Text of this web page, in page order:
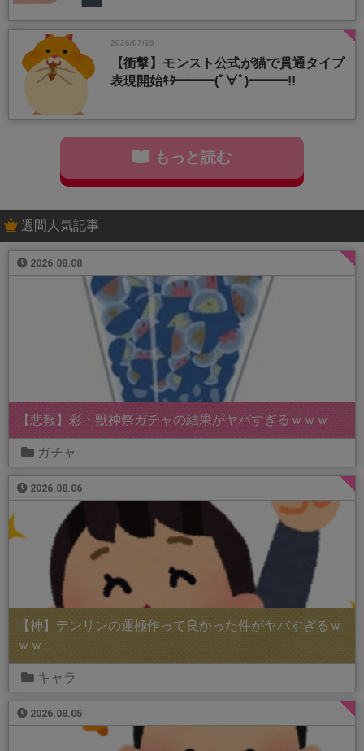
2026/07/19
【衝撃】モンスト公式が猫で貫通タイプ
表現開始ｷﾀ━━━(ﾟ∀ﾟ)━━━!!
もっと読む
週間人気記事
2026.08.08
【悲報】彩・獣神祭ガチャの結果がヤバすぎるｗｗｗ
ガチャ
2026.08.06
【神】テンリンの運極作って良かった件がヤバすぎるｗ
ｗｗ
キャラ
2026.08.05